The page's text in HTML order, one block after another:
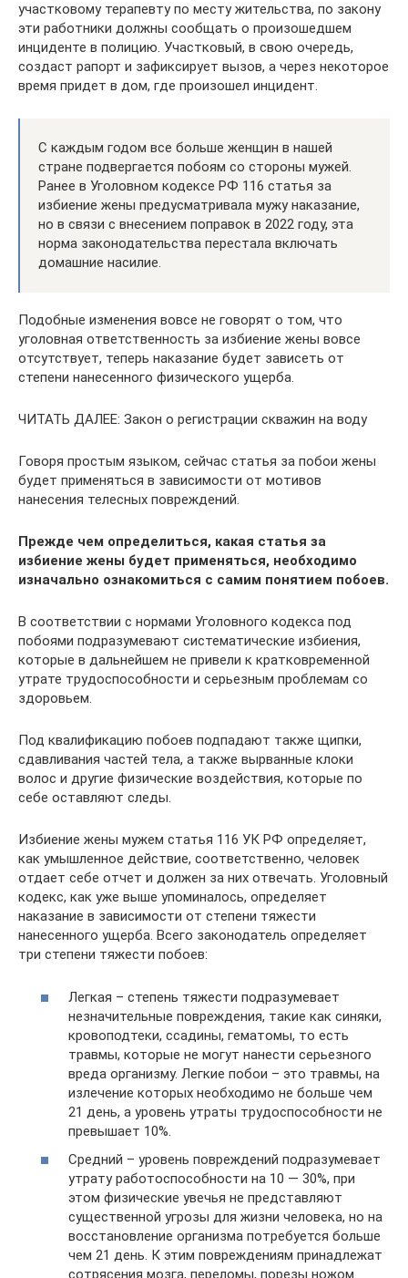
участковому терапевту по месту жительства, по закону
эти работники должны сообщать о произошедшем
инциденте в полицию. Участковый, в свою очередь,
создаст рапорт и зафиксирует вызов, а через некоторое
время придет в дом, где произошел инцидент.
С каждым годом все больше женщин в нашей
стране подвергается побоям со стороны мужей.
Ранее в Уголовном кодексе РФ 116 статья за
избиение жены предусматривала мужу наказание,
но в связи с внесением поправок в 2022 году, эта
норма законодательства перестала включать
домашние насилие.
Подобные изменения вовсе не говорят о том, что
уголовная ответственность за избиение жены вовсе
отсутствует, теперь наказание будет зависеть от
степени нанесенного физического ущерба.
ЧИТАТЬ ДАЛЕЕ: Закон о регистрации скважин на воду
Говоря простым языком, сейчас статья за побои жены
будет применяться в зависимости от мотивов
нанесения телесных повреждений.
Прежде чем определиться, какая статья за
избиение жены будет применяться, необходимо
изначально ознакомиться с самим понятием побоев.
В соответствии с нормами Уголовного кодекса под
побоями подразумевают систематические избиения,
которые в дальнейшем не привели к кратковременной
утрате трудоспособности и серьезным проблемам со
здоровьем.
Под квалификацию побоев подпадают также щипки,
сдавливания частей тела, а также вырванные клоки
волос и другие физические воздействия, которые по
себе оставляют следы.
Избиение жены мужем статья 116 УК РФ определяет,
как умышленное действие, соответственно, человек
отдает себе отчет и должен за них отвечать. Уголовный
кодекс, как уже выше упоминалось, определяет
наказание в зависимости от степени тяжести
нанесенного ущерба. Всего законодатель определяет
три степени тяжести побоев:
Легкая – степень тяжести подразумевает
незначительные повреждения, такие как синяки,
кровоподтеки, ссадины, гематомы, то есть
травмы, которые не могут нанести серьезного
вреда организму. Легкие побои – это травмы, на
излечение которых необходимо не больше чем
21 день, а уровень утраты трудоспособности не
превышает 10%.
Средний – уровень повреждений подразумевает
утрату работоспособности на 10 — 30%, при
этом физические увечья не представляют
существенной угрозы для жизни человека, но на
восстановление организма потребуется больше
чем 21 день. К этим повреждениям принадлежат
сотрясения мозга, переломы, порезы ножом.